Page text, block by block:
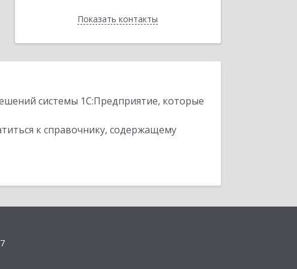
Показать контакты
Назад
системы 1С:Предприятие, которые
к справочнику, содержащему